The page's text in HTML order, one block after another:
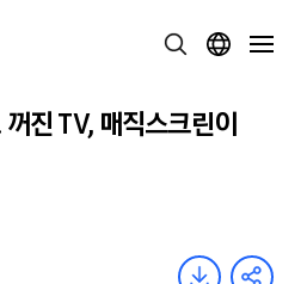
진 TV, 매직스크린이